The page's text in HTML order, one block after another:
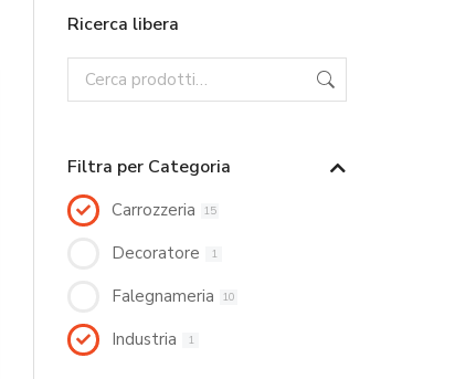
Ricerca libera
Filtra per Categoria
Carrozzeria 15
Decoratore 1
Falegnameria 10
Industria 1